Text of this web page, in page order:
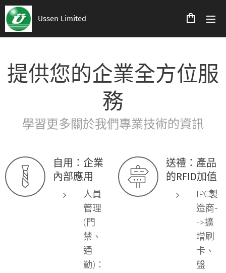
Ussen Limited
提供您的企業全方位服
務
學習更多關於我們專業技術的資訊
自用：企業
內部應用
人員
管理
(門
禁、
通
勤)：
送禮：產品
的RFID加值
IPC製
造商-
->擴
增刷
卡、
盤